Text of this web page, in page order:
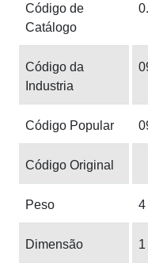
Código de
Catálogo
Código da
Industria
Código Popular
Código Original
Peso 4
Dimensão